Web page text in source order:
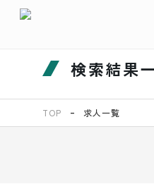
検索結果
TOP 求人一覧